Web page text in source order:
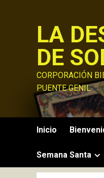
LA
DE
CORPORACIÓN
PUENTE GENIL
Inicio
Semana Santa